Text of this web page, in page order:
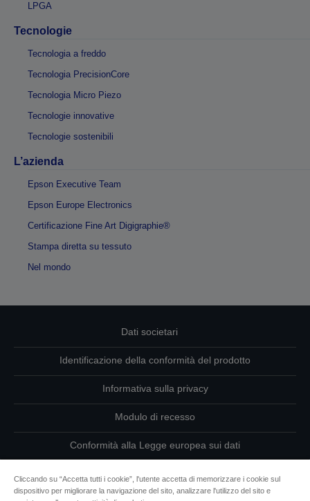
LPGA
Tecnologie
Tecnologia a freddo
Tecnologia PrecisionCore
Tecnologia Micro Piezo
Tecnologie innovative
Tecnologie sostenibili
L’azienda
Epson Executive Team
Epson Europe Electronics
Certificazione Fine Art Digigraphie®
Stampa diretta su tessuto
Nel mondo
Dati societari
Identificazione della conformità del prodotto
Informativa sulla privacy
Modulo di recesso
Conformità alla Legge europea sui dati
Cliccando su “Accetta tutti i cookie”, l'utente accetta di memorizzare i cookie sul
dispositivo per migliorare la navigazione del sito, analizzare l'utilizzo del sito e